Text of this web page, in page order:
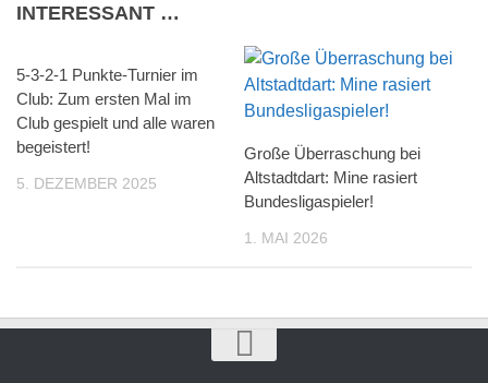
INTERESSANT …
5-3-2-1 Punkte-Turnier im
Club: Zum ersten Mal im
Club gespielt und alle waren
begeistert!
5. DEZEMBER 2025
Große Überraschung bei
Altstadtdart: Mine rasiert
Bundesligaspieler!
1. MAI 2026